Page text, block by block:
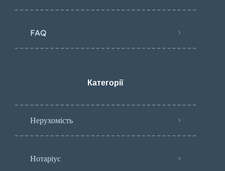
FAQ
Категорії
Нерухомість
Нотаріус